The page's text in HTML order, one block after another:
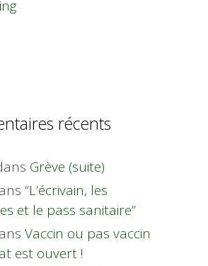
récents
Grève (suite)
“L’écrivain, les
et le pass sanitaire”
Vaccin ou pas vaccin
est ouvert !